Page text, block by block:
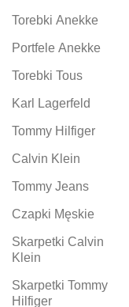
Torebki Anekke
Portfele Anekke
Torebki Tous
Karl Lagerfeld
Tommy Hilfiger
Calvin Klein
Tommy Jeans
Czapki Męskie
Skarpetki Calvin
Klein
Skarpetki Tommy
Hilfiger